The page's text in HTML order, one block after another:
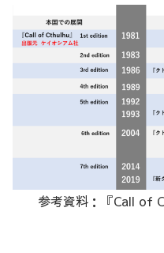
参考資料：『Call of